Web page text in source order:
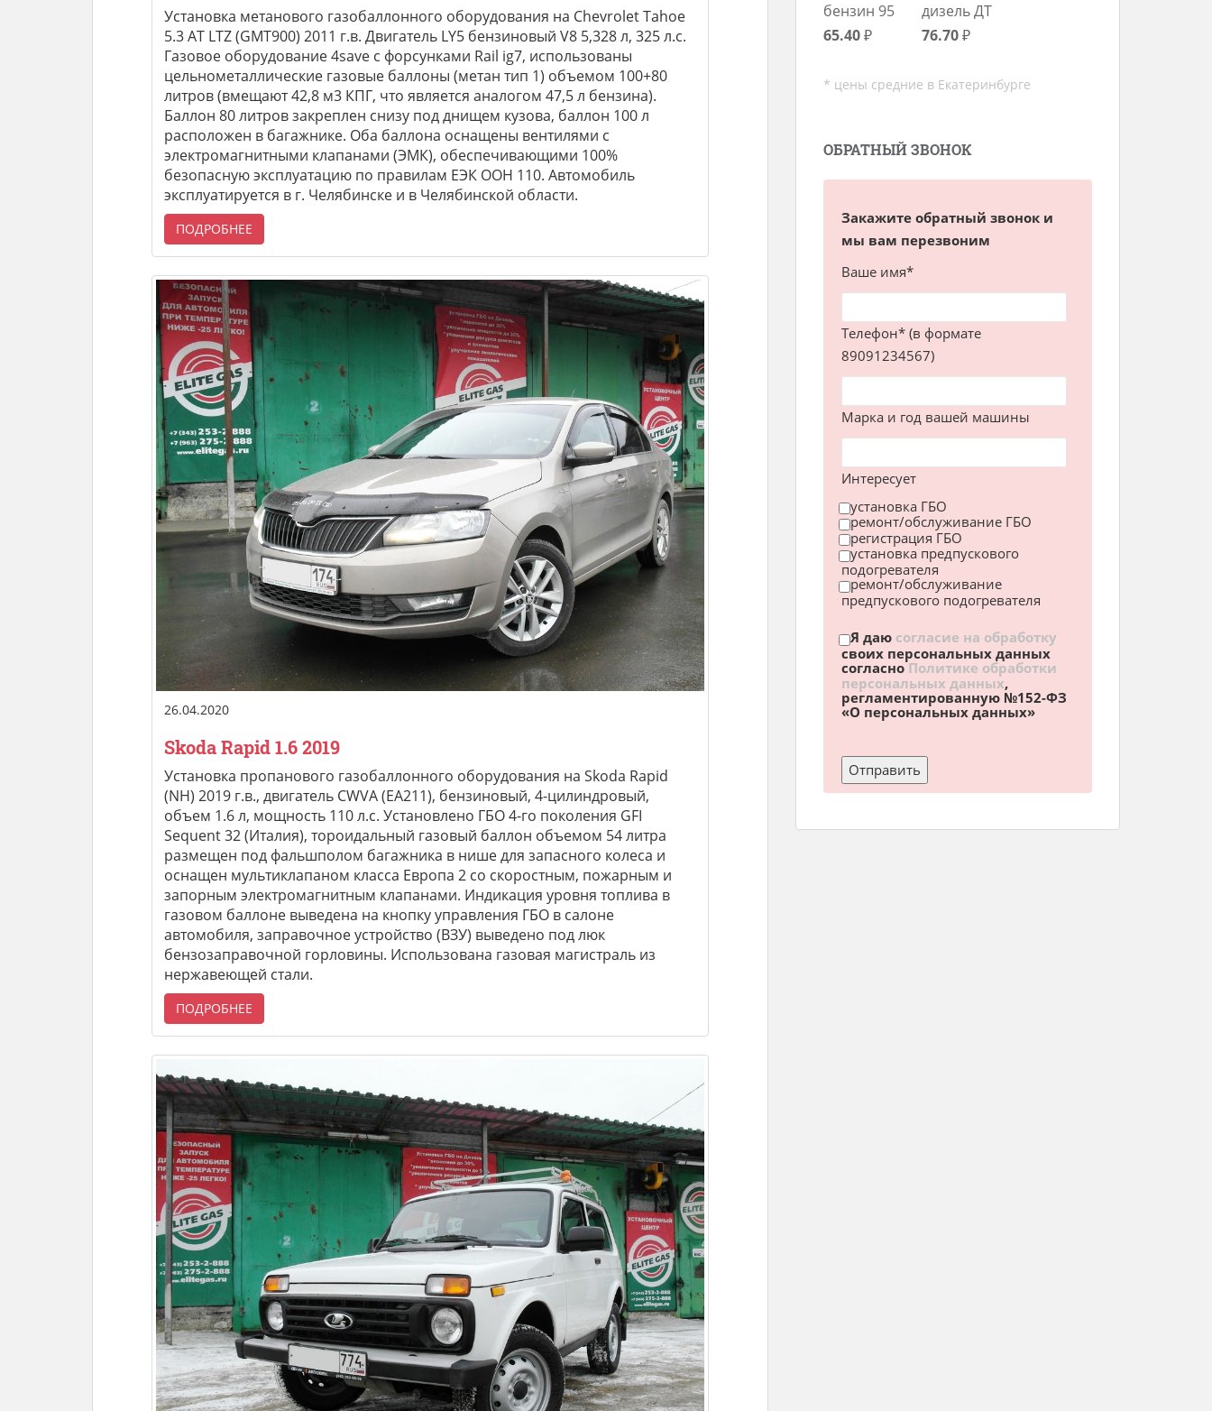
Установка метанового газобаллонного оборудования на Chevrolet Tahoe
5.3 AT LTZ (GMT900) 2011 г.в. Двигатель LY5 бензиновый V8 5,328 л, 325 л.с.
Газовое оборудование 4save с форсунками Rail ig7, использованы
цельнометаллические газовые баллоны (метан тип 1) объемом 100+80
литров (вмещают 42,8 м3 КПГ, что является аналогом 47,5 л бензина).
Баллон 80 литров закреплен снизу под днищем кузова, баллон 100 л
расположен в багажнике. Оба баллона оснащены вентилями с
электромагнитными клапанами (ЭМК), обеспечивающими 100%
безопасную эксплуатацию по правилам ЕЭК ООН 110. Автомобиль
эксплуатируется в г. Челябинске и в Челябинской области.
ПОДРОБНЕЕ
26.04.2020
Skoda Rapid 1.6 2019
Установка пропанового газобаллонного оборудования на Skoda Rapid
(NH) 2019 г.в., двигатель CWVA (ЕA211), бензиновый, 4-цилиндровый,
объем 1.6 л, мощность 110 л.с. Установлено ГБО 4-го поколения GFI
Sequent 32 (Италия), тороидальный газовый баллон объемом 54 литра
размещен под фальшполом багажника в нише для запасного колеса и
оснащен мультиклапаном класса Европа 2 со скоростным, пожарным и
запорным электромагнитным клапанами. Индикация уровня топлива в
газовом баллоне выведена на кнопку управления ГБО в салоне
автомобиля, заправочное устройство (ВЗУ) выведено под люк
бензозаправочной горловины. Использована газовая магистраль из
нержавеющей стали.
ПОДРОБНЕЕ
бензин 95
65.40₽
дизель ДТ
76.70₽
* цены средние в Екатеринбурге
ОБРАТНЫЙ ЗВОНОК
Закажите обратный звонок и
мы вам перезвоним
Ваше имя*
Телефон* (в формате
89091234567)
Марка и год вашей машины
Интересует
установка ГБО
ремонт/обслуживание ГБО
регистрация ГБО
установка предпускового
подогревателя
ремонт/обслуживание
предпускового подогревателя
Я даю согласие на обработку
своих персональных данных
согласноПолитике обработки
персональных данных,
регламентированную №152-ФЗ
«О персональных данных»